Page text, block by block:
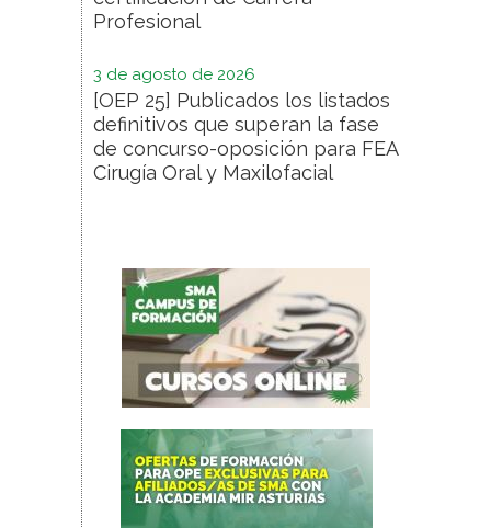
Profesional
3 de agosto de 2026
[OEP 25] Publicados los listados
definitivos que superan la fase
de concurso-oposición para FEA
Cirugía Oral y Maxilofacial